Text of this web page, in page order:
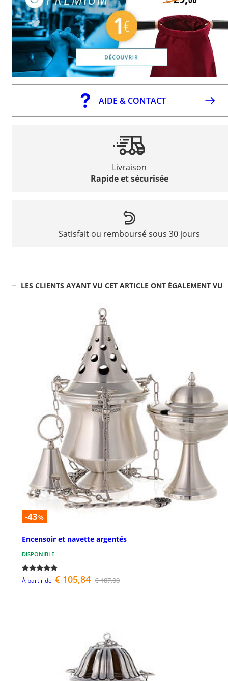
AIDE & CONTACT
Livraison
Rapide et sécurisée
Satisfait ou remboursé sous 30 jours
LES CLIENTS AYANT VU CET ARTICLE ONT ÉGALEMENT VU
-43%
Encensoir et navette argentés
DISPONIBLE
À partir de € 105,84 € 187,00